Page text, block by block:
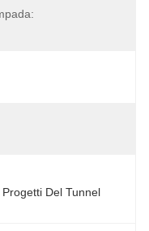
Del Tunnel